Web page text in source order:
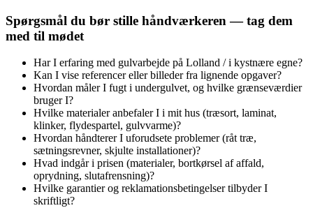
Spørgsmål du bør stille håndværkeren — tag dem
med til mødet
Har I erfaring med gulvarbejde på Lolland / i kystnære egne?
Kan I vise referencer eller billeder fra lignende opgaver?
Hvordan måler I fugt i undergulvet, og hvilke grænseværdier
bruger I?
Hvilke materialer anbefaler I i mit hus (træsort, laminat,
klinker, flydespartel, gulvvarme)?
Hvordan håndterer I uforudsete problemer (råt træ,
sætningsrevner, skjulte installationer)?
Hvad indgår i prisen (materialer, bortkørsel af affald,
oprydning, slutafrensning)?
Hvilke garantier og reklamationsbetingelser tilbyder I
skriftligt?